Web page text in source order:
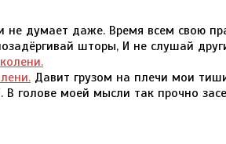
не думает даже. Время всем свою
шторы, И не слушай
Давит грузом на плечи мои
голове моей мысли так прочно